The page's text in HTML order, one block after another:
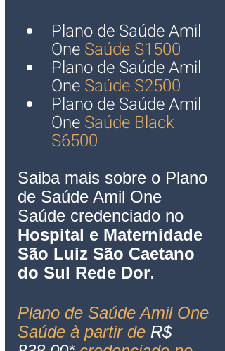
Plano de Saúde Amil
One Saúde S1500
Plano de Saúde Amil
One Saúde S2500
Plano de Saúde Amil
One Saúde Black
S6500
Saiba mais sobre o Plano
de Saúde Amil One
Saúde credenciado no
Hospital e Maternidade
São Luiz São Caetano
do Sul Rede Dor.
Plano de Saúde Amil One
Saúde à partir de R$